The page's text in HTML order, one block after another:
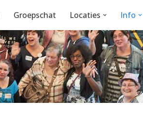
Groepschat Locaties Info